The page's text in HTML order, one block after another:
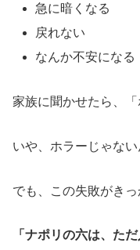
急に暗くなる
戻れない
なんか不安になる
家族に聞かせたら、「
いや、ホラーじゃな
でも、この失敗がきっ
「ナポリの六は、た